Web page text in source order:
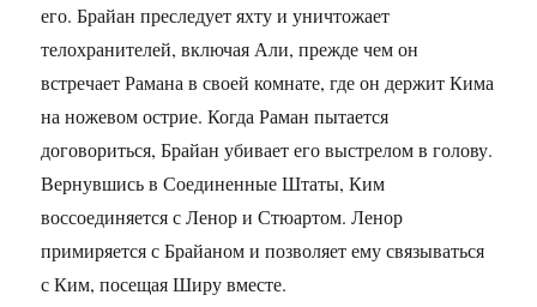
его. Брайан преследует яхту и уничтожает
телохранителей, включая Али, прежде чем он
встречает Рамана в своей комнате, где он держит Кима
на ножевом острие. Когда Раман пытается
договориться, Брайан убивает его выстрелом в голову.
Вернувшись в Соединенные Штаты, Ким
воссоединяется с Ленор и Стюартом. Ленор
примиряется с Брайаном и позволяет ему связываться
с Ким, посещая Ширу вместе.